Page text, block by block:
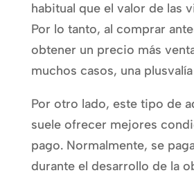
habitual que el valor de las
Por lo tanto, al comprar
obtener un precio más
muchos casos, una
Por otro lado, este tipo de
suele ofrecer mejores
pago. Normalmente, se
durante el desarrollo de la